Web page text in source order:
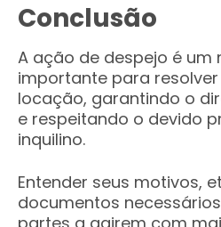
Conclusão
A ação de despejo é um
importante para
locação, garantindo o
e respeitando o devido
inquilino.
Entender seus motivos,
documentos